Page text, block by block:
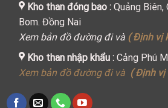
Kho than đóng bao : Quảng Biên,
Bom. Đồng Nai
Xem bản đồ đường đi và ( Định vị
Kho than nhập khẩu :Cảng Phú
Xem bản đồ đường đi và( Định vị